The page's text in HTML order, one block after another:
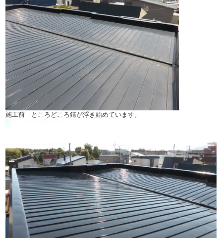
施工前 ところどころ錆が浮き始めています。